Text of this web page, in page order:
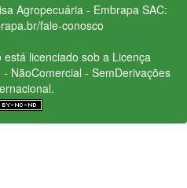
Agropecuária - Embrapa SAC:
fale-conosco
licenciado sob a Licença
NãoComercial - SemDerivações